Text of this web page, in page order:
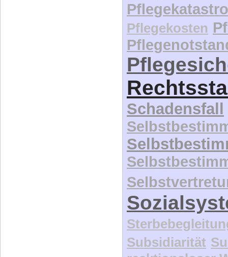
Pflegekosten
Schadensfall
Subsidiarität